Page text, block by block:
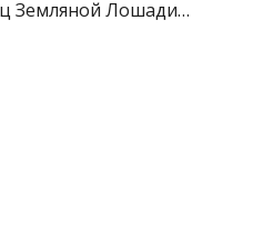
Земляной Лошади…